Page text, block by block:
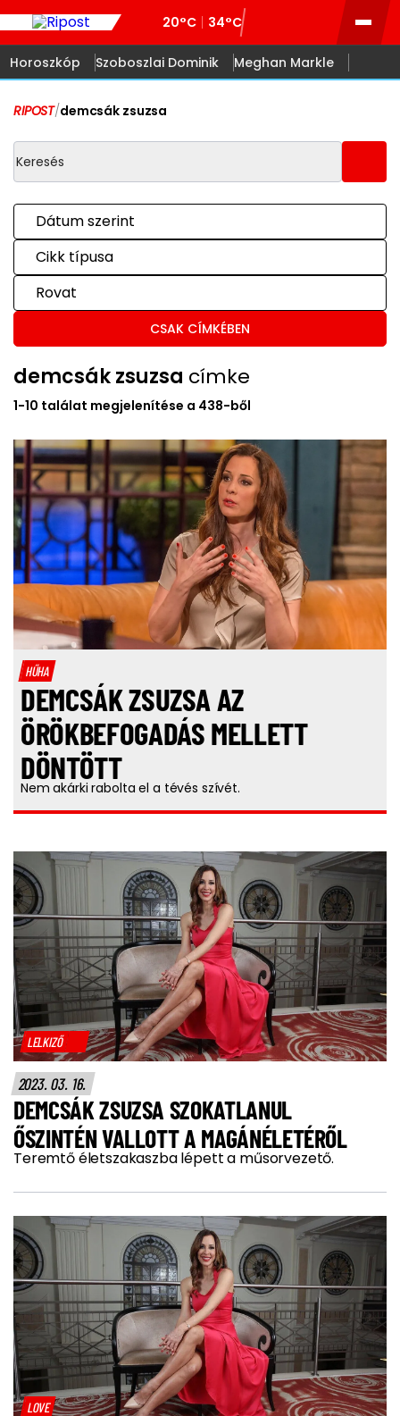
20°C 34°C
Horoszkóp Szoboszlai Dominik Meghan Markle
RIPOST/demcsák zsuzsa
Dátum szerint
Cikk típusa
Rovat
CSAK CÍMKÉBEN
demcsák zsuzsa címke
1-10 találat megjelenítése a 438-ből
HŰHA
DEMCSÁK ZSUZSA AZ
ÖRÖKBEFOGADÁS MELLETT
DÖNTÖTT
Nem akárki rabolta el a tévés szívét.
LELKIZŐ
2023. 03. 16.
DEMCSÁK ZSUZSA SZOKATLANUL
ŐSZINTÉN VALLOTT A MAGÁNÉLETÉRŐL
Teremtő életszakaszba lépett a műsorvezető.
LOVE